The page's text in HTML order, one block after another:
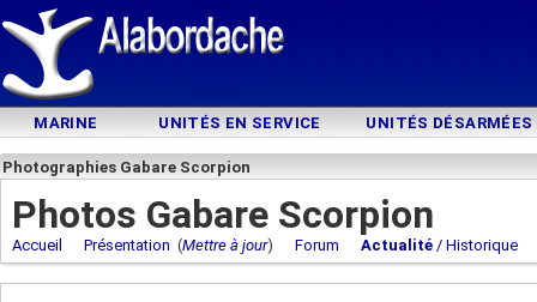
MARINE UNITÉS EN SERVICE UNITÉS DÉSARMÉES
Photographies Gabare Scorpion
Photos Gabare Scorpion
Accueil Présentation (Mettre à jour) Forum Actualité / Historique